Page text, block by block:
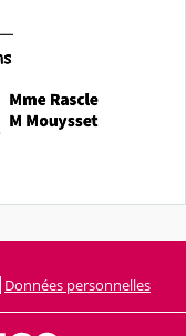
Données personnelles